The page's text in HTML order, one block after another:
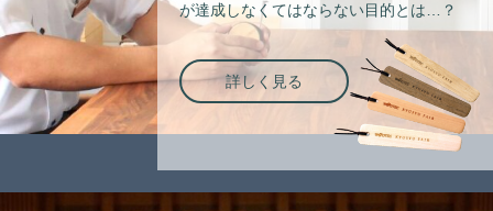
が達成しなくてはならない目的とは…？
詳しく見る